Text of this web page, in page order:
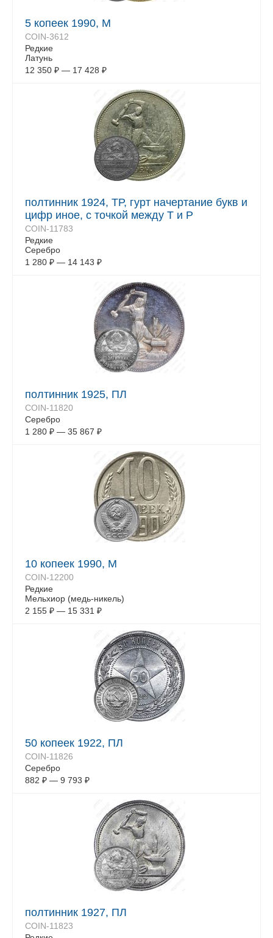
5 копеек 1990, М
COIN-3612
Редкие
Латунь
12 350 ₽ — 17 428 ₽
полтинник 1924, ТР, гурт начертание букв и
цифр иное, с точкой между Т и Р
COIN-11783
Редкие
Серебро
1 280 ₽ — 14 143 ₽
полтинник 1925, ПЛ
COIN-11820
Серебро
1 280 ₽ — 35 867 ₽
10 копеек 1990, М
COIN-12200
Редкие
Мельхиор (медь-никель)
2 155 ₽ — 15 331 ₽
50 копеек 1922, ПЛ
COIN-11826
Серебро
882 ₽ — 9 793 ₽
полтинник 1927, ПЛ
COIN-11823